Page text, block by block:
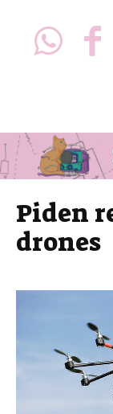
Piden
drones